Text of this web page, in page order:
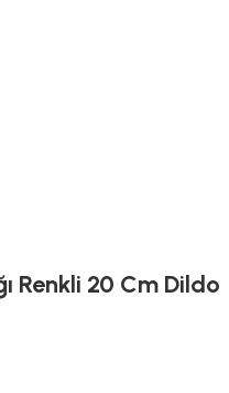
Renkli 20 Cm Dildo